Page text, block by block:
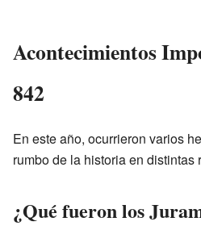
Acontecimientos
842
En este año, ocurrieron varios
rumbo de la historia en distintas
¿Qué fueron los